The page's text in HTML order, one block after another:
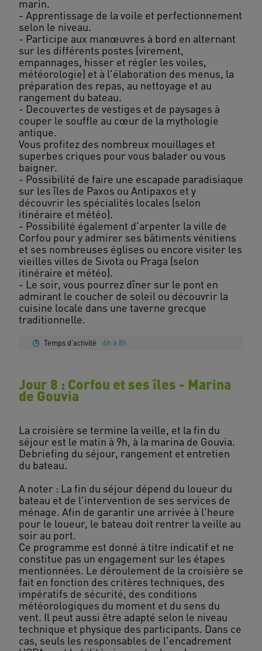
marin.
- Apprentissage de la voile et perfectionnement
selon le niveau.
- Participe aux manœuvres à bord en alternant
sur les différents postes (virement,
empannages, hisser et régler les voiles,
météorologie) et à l'élaboration des menus, la
préparation des repas, au nettoyage et au
rangement du bateau.
- Decouvertes de vestiges et de paysages à
couper le souffle au cœur de la mythologie
antique.
Vous profitez des nombreux mouillages et
superbes criques pour vous balader ou vous
baigner.
- Possibilité de faire une escapade paradisiaque
sur les îles de Paxos ou Antipaxos et y
découvrir les spécialités locales (selon
itinéraire et météo).
- Possibilité également d'arpenter la ville de
Corfou pour y admirer ses bâtiments vénitiens
et ses nombreuses églises ou encore visiter les
vieilles villes de Sivota ou Praga (selon
itinéraire et météo).
- Le soir, vous pourrez dîner sur le pont en
admirant le coucher de soleil ou découvrir la
cuisine locale dans une taverne grecque
Temps d'activité 6h à 8h
Jour 8 : Corfou et ses îles - Marina
de Gouvia
La croisière se termine la veille, et la fin du
séjour est le matin à 9h, à la marina de Gouvia.
Debriefing du séjour, rangement et entretien
du bateau.
A noter : La fin du séjour dépend du loueur du
bateau et de l'intervention de ses services de
ménage. Afin de garantir une arrivée à l'heure
pour le loueur, le bateau doit rentrer la veille au
soir au port.
Ce programme est donné à titre indicatif et ne
constitue pas un engagement sur les étapes
mentionnées. Le déroulement de la croisière se
fait en fonction des critères techniques, des
impératifs de sécurité, des conditions
météorologiques du moment et du sens du
vent. Il peut aussi être adapté selon le niveau
technique et physique des participants. Dans ce
cas, seuls les responsables de l'encadrement